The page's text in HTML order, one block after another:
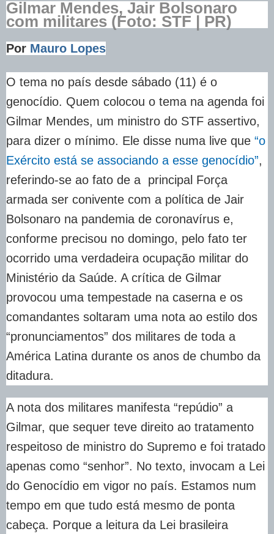
Gilmar Mendes, Jair Bolsonaro
com militares (Foto: STF | PR)
Por Mauro Lopes
O tema no país desde sábado (11) é o
genocídio. Quem colocou o tema na agenda foi
Gilmar Mendes, um ministro do STF assertivo,
para dizer o mínimo. Ele disse numa live que “o
Exército está se associando a esse genocídio”,
referindo-se ao fato de a principal Força
armada ser conivente com a política de Jair
Bolsonaro na pandemia de coronavírus e,
conforme precisou no domingo, pelo fato ter
ocorrido uma verdadeira ocupação militar do
Ministério da Saúde. A crítica de Gilmar
provocou uma tempestade na caserna e os
comandantes soltaram uma nota ao estilo dos
“pronunciamentos” dos militares de toda a
América Latina durante os anos de chumbo da
ditadura.
A nota dos militares manifesta “repúdio” a
Gilmar, que sequer teve direito ao tratamento
respeitoso de ministro do Supremo e foi tratado
apenas como “senhor”. No texto, invocam a Lei
do Genocídio em vigor no país. Estamos num
tempo em que tudo está mesmo de ponta
cabeça. Porque a leitura da Lei brasileira